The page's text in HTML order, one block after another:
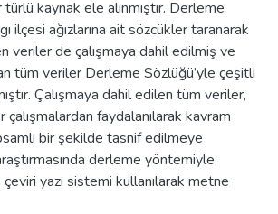
kaynak ele alınmıştır. Derleme
ilçesi ağızlarına ait sözcükler taranarak
veriler de çalışmaya dahil edilmiş ve
tüm veriler Derleme Sözlüğü’yle çeşitli
Çalışmaya dahil edilen tüm veriler,
faydalanılarak kavram
bir şekilde tasnif edilmeye
derleme yöntemiyle
yazı sistemi kullanılarak metne